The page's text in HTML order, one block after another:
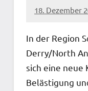
18. Dezember
network
In der Region
Derry/North
sich eine neue
Belästigung